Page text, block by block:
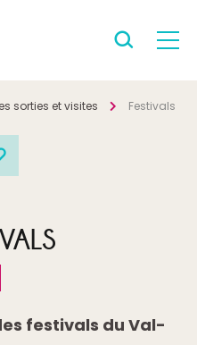
sorties et visites Festivals
festivals du Val-